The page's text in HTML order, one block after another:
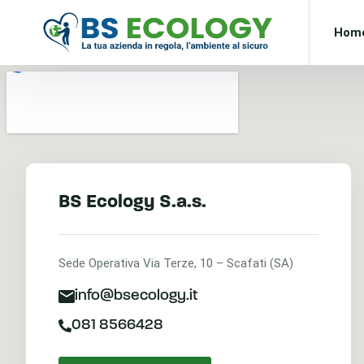
BS Ecology S.a.s.
Sede Operativa Via Terze, 10 – Scafati (SA)
info@bsecology.it
081 8566428